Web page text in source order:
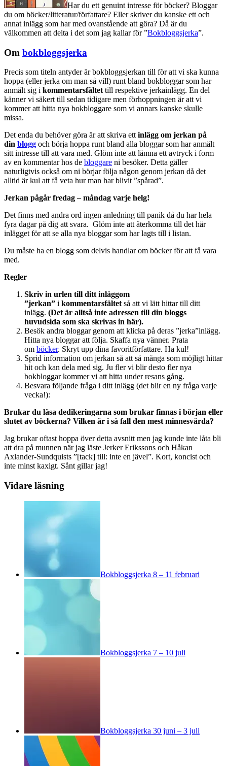
Har du ett genuint intresse för böcker? Bloggar
du om böcker/litteratur/författare? Eller skriver du kanske ett och
annat inlägg som har med ovanstående att göra? Då är du
välkommen att delta i det som jag kallar för ”Bokbloggsjerka”.
Om bokbloggsjerka
Precis som titeln antyder är bokbloggsjerkan till för att vi ska kunna
hoppa (eller jerka om man så vill) runt bland bokbloggar som har
anmält sig i kommentarsfältet till respektive jerkainlägg. En del
känner vi säkert till sedan tidigare men förhoppningen är att vi
kommer att hitta nya bokbloggare som vi annars kanske skulle
missa.
Det enda du behöver göra är att skriva ett inlägg om jerkan på
din blogg och börja hoppa runt bland alla bloggar som har anmält
sitt intresse till att vara med. Glöm inte att lämna ett avtryck i form
av en kommentar hos de bloggare ni besöker. Detta gäller
naturligtvis också om ni börjar följa någon genom jerkan då det
alltid är kul att få veta hur man har blivit ”spårad”.
Jerkan pågår fredag – måndag varje helg!
Det finns med andra ord ingen anledning till panik då du har hela
fyra dagar på dig att svara. Glöm inte att återkomma till det här
inlägget för att se alla nya bloggar som har lagts till i listan.
Du måste ha en blogg som delvis handlar om böcker för att få vara
med.
Regler
Skriv in urlen till ditt inläggom
”jerkan” i kommentarsfältet så att vi lätt hittar till ditt
inlägg. (Det är alltså inte adressen till din bloggs
huvudsida som ska skrivas in här).
Besök andra bloggar genom att klicka på deras ”jerka”inlägg.
Hitta nya bloggar att följa. Skaffa nya vänner. Prata
om böcker. Skryt upp dina favoritförfattare. Ha kul!
Sprid information om jerkan så att så många som möjligt hittar
hit och kan dela med sig. Ju fler vi blir desto fler nya
bokbloggar kommer vi att hitta under resans gång.
Besvara följande fråga i ditt inlägg (det blir en ny fråga varje
vecka!):
Brukar du läsa dedikeringarna som brukar finnas i början eller
slutet av böckerna? Vilken är i så fall den mest minnesvärda?
Jag brukar oftast hoppa över detta avsnitt men jag kunde inte låta bli
att dra på munnen när jag läste Jerker Erikssons och Håkan
Axlander-Sundquists ”[tack] till: inte en jävel”. Kort, koncist och
inte minst kaxigt. Sånt gillar jag!
Vidare läsning
Bokbloggsjerka 8 – 11 februari
Bokbloggsjerka 7 – 10 juli
Bokbloggsjerka 30 juni – 3 juli